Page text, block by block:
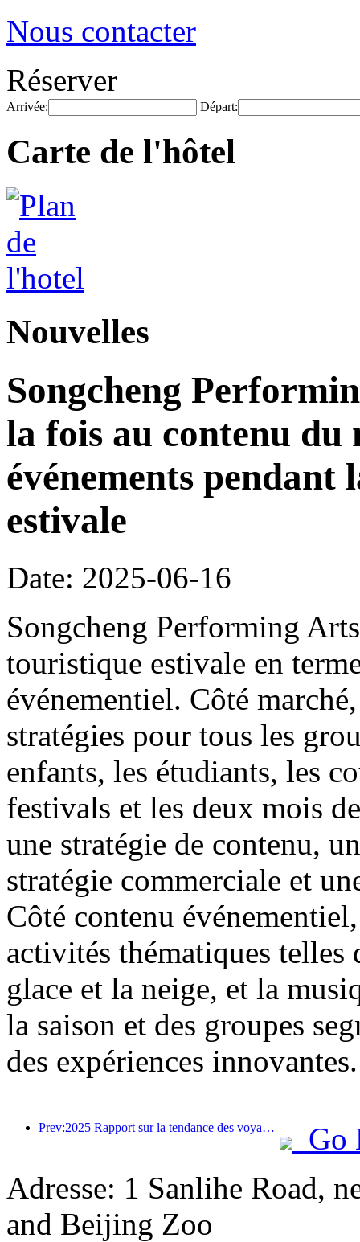
Nous contacter
Réserver
Arrivée: Départ:
Carte de l'hôtel
Nouvelles
Songcheng
la fois au contenu du
événements pendant
estivale
Date: 2025-06-16
Songcheng Performing
touristique estivale en
événementiel. Côté
stratégies pour tous les
enfants, les étudiants, les
festivals et les deux mois
une stratégie de contenu,
stratégie commerciale et
Côté contenu
activités thématiques telles
glace et la neige, et la
la saison et des groupes
des expériences innovantes.
Prev:2025 Rapport sur la tendance des voyages d'été: la clientèle parent-enfant représente plus de 60%
Go
Adresse: 1 Sanlihe Road,
and Beijing Zoo